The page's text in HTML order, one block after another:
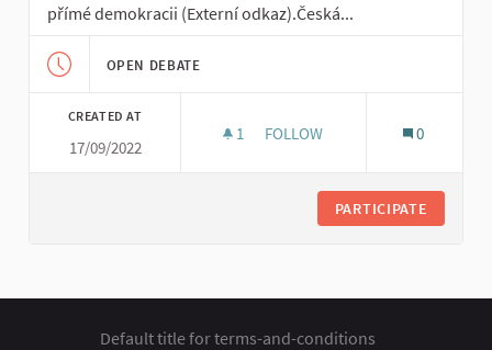
přímé demokracii (Externí odkaz).Česká...
OPEN DEBATE
CREATED AT
17/09/2022
1 1 FOLLOWER
FOLLOW 0
PARTICIPATE
Default title for terms-and-conditions